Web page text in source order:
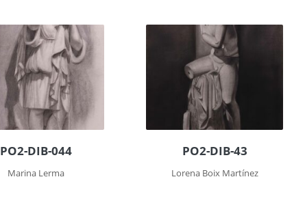
PO2-DIB-044
Marina Lerma
PO2-DIB-43
Lorena Boix Martínez